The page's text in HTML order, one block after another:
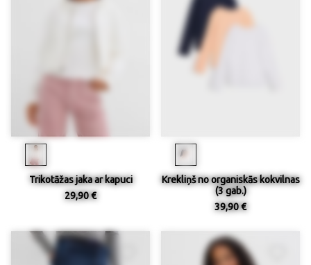
Trikotāžas jaka ar kapuci
29,90 €
Krekliņš no organiskās kokvilnas
(3 gab.)
39,90 €